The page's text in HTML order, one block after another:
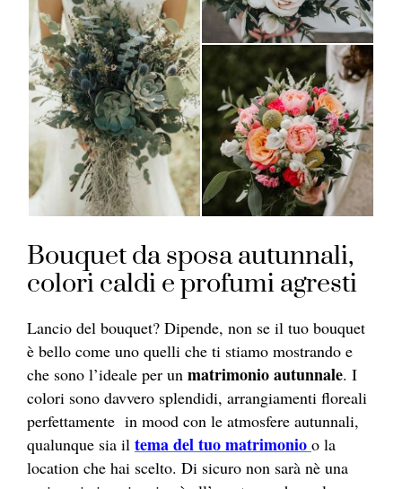
Bouquet da sposa autunnali,
colori caldi e profumi agresti
Lancio del bouquet? Dipende, non se il tuo bouquet
è bello come uno quelli che ti stiamo mostrando e
che sono l’ideale per un matrimonio autunnale. I
colori sono davvero splendidi, arrangiamenti floreali
perfettamente in mood con le atmosfere autunnali,
qualunque sia il tema del tuo matrimonio o la
location che hai scelto. Di sicuro non sarà nè una